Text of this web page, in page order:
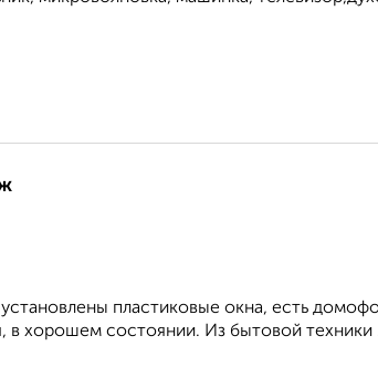
пластиковые окна, есть
в хорошем состоянии. Из бытовой техники